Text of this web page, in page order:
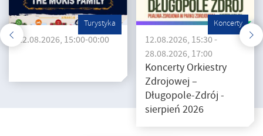
Turystyka
22.08.2026, 15:00-00:00
Koncerty
12.08.2026, 15:30 -
28.08.2026, 17:00
Koncerty Orkiestry
Zdrojowej –
Długopole-Zdrój -
sierpień 2026